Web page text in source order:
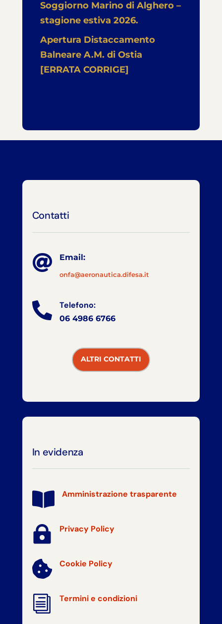
Soggiorno Marino di Alghero –
stagione estiva 2026.
Apertura Distaccamento
Balneare A.M. di Ostia
[ERRATA CORRIGE]
Contatti
 Email:
onfa@aeronautica.difesa.it
 Telefono:
06 4986 6766
ALTRI CONTATTI
In evidenza
 Amministrazione trasparente
 Privacy Policy
 Cookie Policy
i Termini e condizioni